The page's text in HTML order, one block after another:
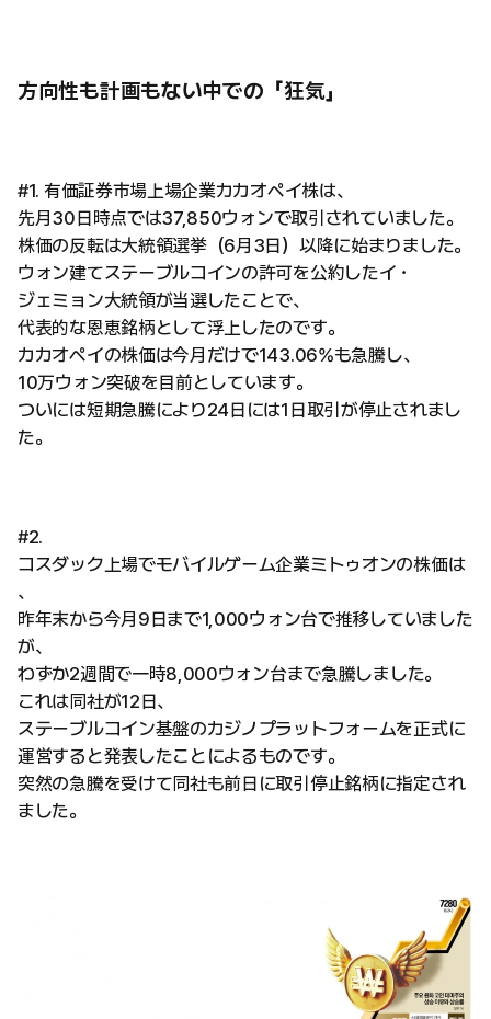
方向性も計画もない中での「狂気」
#1. 有価証券市場上場企業カカオペイ株は、
先月30日時点では37,850ウォンで取引されていました。
株価の反転は大統領選挙（6月3日）以降に始まりました。
ウォン建てステーブルコインの許可を公約したイ・
ジェミョン大統領が当選したことで、
代表的な恩恵銘柄として浮上したのです。
カカオペイの株価は今月だけで143.06%も急騰し、
10万ウォン突破を目前としています。
ついには短期急騰により24日には1日取引が停止されまし
た。
#2.
コスダック上場でモバイルゲーム企業ミトゥオンの株価は
、
昨年末から今月9日まで1,000ウォン台で推移していました
が、
わずか2週間で一時8,000ウォン台まで急騰しました。
これは同社が12日、
ステーブルコイン基盤のカジノプラットフォームを正式に
運営すると発表したことによるものです。
突然の急騰を受けて同社も前日に取引停止銘柄に指定され
ました。